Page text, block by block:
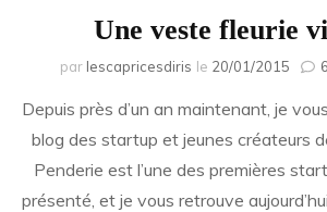
Une veste fleurie
par lescapricesdiris le 20/01/2015
Depuis près d’un an maintenant, je
blog des startup et jeunes créateurs
Penderie est l’une des premières
présenté, et je vous retrouve